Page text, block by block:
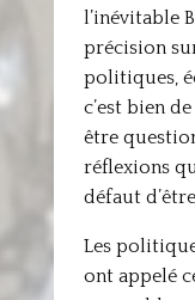
l’inévitable
précision
politiques,
c’est bien
être
réflexions
défaut
Les
ont appelé